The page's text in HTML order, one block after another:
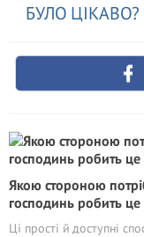
БУЛО
Якою стороною
господинь робить
Ці прості й доступні